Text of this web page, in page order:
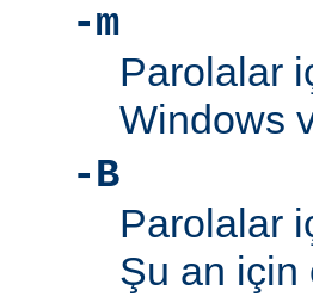
-m
Parolalar
Windows
-B
Parolalar
Şu an için